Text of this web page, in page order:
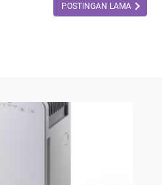
POSTINGAN LAMA